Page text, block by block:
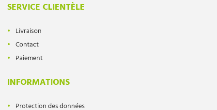
SERVICE CLIENTÈLE
Livraison
Contact
Paiement
INFORMATIONS
Protection des données